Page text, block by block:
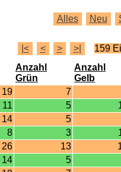
Alles Neu
|< < > >| 159
Anzahl
Grün
Anzahl
Gelb
19
7
11 5
14
5
8 3
26 13
14
5